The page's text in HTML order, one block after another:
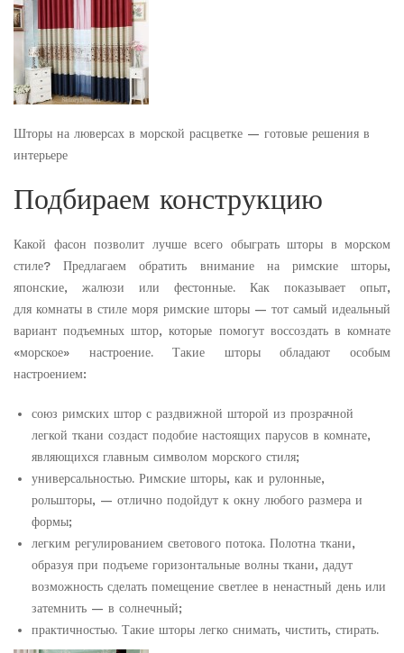
Шторы на люверсах в морской расцветке — готовые решения в
интерьере
Подбираем конструкцию
Какой фасон позволит лучше всего обыграть шторы в морском
стиле? Предлагаем обратить внимание на римские шторы,
японские, жалюзи или фестонные. Как показывает опыт,
для комнаты в стиле моря римские шторы — тот самый идеальный
вариант подъемных штор, которые помогут воссоздать в комнате
«морское» настроение. Такие шторы обладают особым
настроением:
союз римских штор с раздвижной шторой из прозрачной
легкой ткани создаст подобие настоящих парусов в комнате,
являющихся главным символом морского стиля;
универсальностью. Римские шторы, как и рулонные,
рольшторы, — отлично подойдут к окну любого размера и
формы;
легким регулированием светового потока. Полотна ткани,
образуя при подъеме горизонтальные волны ткани, дадут
возможность сделать помещение светлее в ненастный день или
затемнить — в солнечный;
практичностью. Такие шторы легко снимать, чистить, стирать.